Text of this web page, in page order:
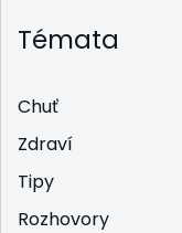
Témata
Chuť
Zdraví
Tipy
Rozhovory